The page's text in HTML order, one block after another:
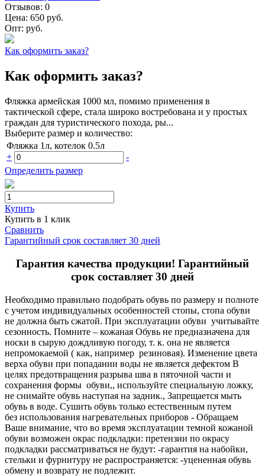
Отзывов: 0
Цена: 650 руб.
Опт: руб.
Как оформить заказ?
Как оформить заказ?
Фляжка армейская 1000 мл, помимо применения в
тактической сфере, стала широко востребована и у простых
граждан для туристического похода, ры...
Выберите размер и количество:
Фляжка 1л, котелок 0.5л
+
-
Определить размер
Купить
Купить в 1 клик
Сравнить
Гарантийный срок составляет 30 дней
Гарантия качества продукции! Гарантийный
срок составляет 30 дней
Необходимо правильно подобрать обувь по размеру и полноте
с учетом индивидуальных особенностей стопы, стопа обуви
не должна быть сжатой. При эксплуатации обуви учитывайте
сезонность. Помните – кожаная Обувь не предназначена для
носки в сырую дождливую погоду, т. к. она не является
непромокаемой ( как, например резиновая). Изменение цвета
верха обуви при попадании воды не является дефектом В
целях предотвращения разрыва шва в пяточной части и
сохранения формы обуви,, используйте специальную ложку,
не снимайте обувь наступая на задник., Запрещается мыть
обувь в воде. Сушить обувь только естественным путем
без использования нагревательных приборов - Обращаем
Ваше внимание, что во время эксплуатации темной кожаной
обуви возможен окрас подкладки: претензии по окрасу
подкладки рассматриваться не будут: -гарантия на набойки,
стельки и фурнитуру не распространяется: -уцененная обувь
обмену и возврату не подлежит.